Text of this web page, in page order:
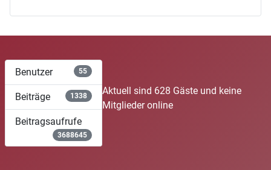
Benutzer 55
Beiträge 1338
Beitragsaufrufe
3688645
Aktuell sind 628 Gäste und keine
Mitglieder online